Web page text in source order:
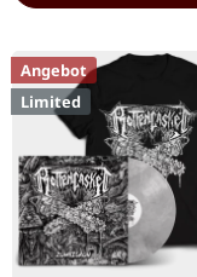
Angebot
Limited